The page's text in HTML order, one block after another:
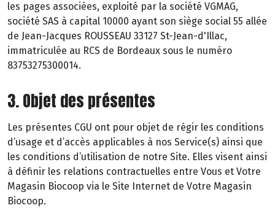
les pages associées, exploité par la société VGMAG,
société SAS à capital 10000 ayant son siège social 55 allée
de Jean-Jacques ROUSSEAU 33127 St-Jean-d'Illac,
immatriculée au RCS de Bordeaux sous le numéro
83753275300014.
3. Objet des présentes
Les présentes CGU ont pour objet de régir les conditions
d’usage et d’accès applicables à nos Service(s) ainsi que
les conditions d’utilisation de notre Site. Elles visent ainsi
à définir les relations contractuelles entre Vous et Votre
Magasin Biocoop via le Site Internet de Votre Magasin
Biocoop.